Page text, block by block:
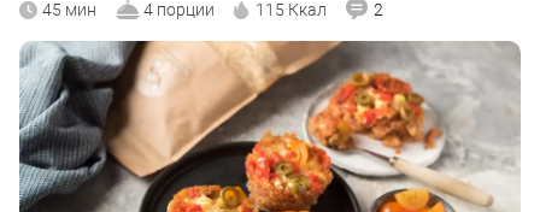
45 мин 4 порции 115 Ккал 2